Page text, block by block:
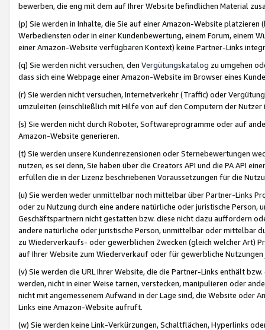
bewerben, die eng mit dem auf Ihrer Website befindlichen Material
(p) Sie werden in Inhalte, die Sie auf einer Amazon-Website
Werbediensten oder in einer Kundenbewertung, einem Forum, einem
einer Amazon-Website verfügbaren Kontext) keine Partner-Links
(q) Sie werden nicht versuchen, den Vergütungskatalog zu umgehen
dass sich eine Webpage einer Amazon-Website im Browser eines
(r) Sie werden nicht versuchen, Internetverkehr (Traffic) oder
umzuleiten (einschließlich mit Hilfe von auf den Computern der
(s) Sie werden nicht durch Roboter, Softwareprogramme oder auf
Amazon-Website generieren.
(t) Sie werden unsere Kundenrezensionen oder Sternebewertungen
nutzen, es sei denn, Sie haben über die Creators API und die PA API
erfüllen die in der Lizenz beschriebenen Voraussetzungen für die
(u) Sie werden weder unmittelbar noch mittelbar über Partner-Links
oder zu Nutzung durch eine andere natürliche oder juristische
Geschäftspartnern nicht gestatten bzw. diese nicht dazu auffordern
andere natürliche oder juristische Person, unmittelbar oder mittelbar
zu Wiederverkaufs- oder gewerblichen Zwecken (gleich welcher Art)
auf Ihrer Website zum Wiederverkauf oder für gewerbliche
(v) Sie werden die URL Ihrer Website, die die Partner-Links enthält
werden, nicht in einer Weise tarnen, verstecken, manipulieren oder
nicht mit angemessenem Aufwand in der Lage sind, die Website oder
Links eine Amazon-Website aufruft.
(w) Sie werden keine Link-Verkürzungen, Schaltflächen, Hyperlinks